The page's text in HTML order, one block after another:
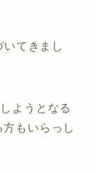
てきまし
ようとなる
もいらっし